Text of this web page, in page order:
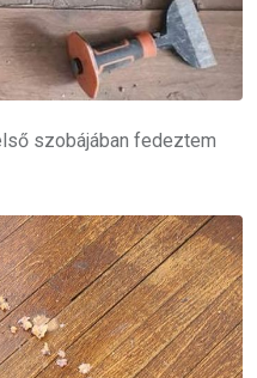
szobájában fedeztem